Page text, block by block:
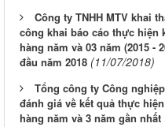
Công ty TNHH MTV khai
công khai báo cáo thực hiện
hàng năm và 03 năm (2015 -
đầu năm 2018 (11/07/2018)
Tổng công ty Công
đánh giá về kết quả thực
hàng năm và 3 năm gần nhất